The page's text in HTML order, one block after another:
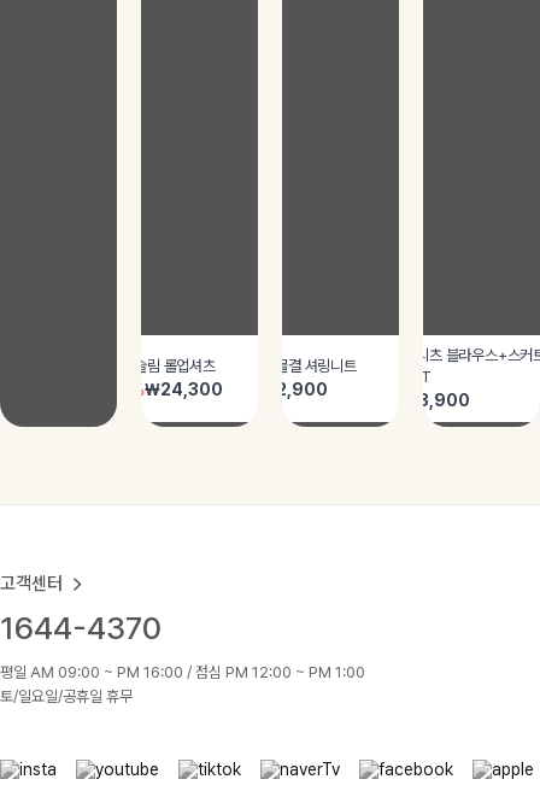
고객센터
1644-4370
평일 AM 09:00 ~ PM 16:00 / 점심 PM 12:00 ~ PM 1:00
토/일요일/공휴일 휴무